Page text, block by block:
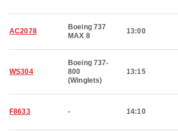
AC2078
Boeing 737
MAX 8
13:00
WS304
Boeing 737-
800
(Winglets)
13:15
F8633 - 14:10